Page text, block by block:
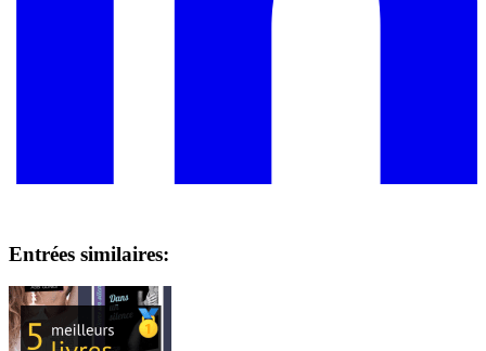
Entrées similaires: